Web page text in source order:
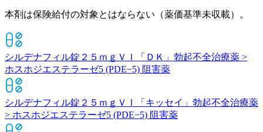
本剤は保険給付の対象とはならない（薬価基準未収載）。
シルデナフィル錠２５ｍｇＶＩ「ＤＫ」 勃起不全治療薬 >
ホスホジエステラーゼ5 (PDE−5) 阻害薬
シルデナフィル錠２５ｍｇＶＩ「キッセイ」 勃起不全治療薬
> ホスホジエステラーゼ5 (PDE−5) 阻害薬